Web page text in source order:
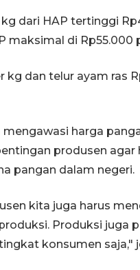
dari HAP tertinggi
maksimal di Rp55.000
kg dan telur ayam ras
harga
produsen agar
pangan dalam negeri.
kita juga harus
Produksi juga
konsumen saja,"
17 Agustus
SPPG di
23 Februari